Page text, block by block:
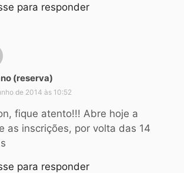
:
para responder
(reserva)
s
e
de 2014 às 10:52
fique atento!!! Abre hoje a
as inscrições, por volta das 14
para responder